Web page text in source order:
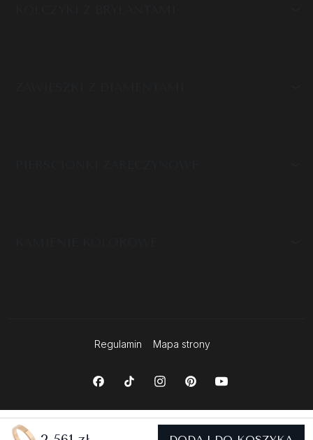
Regulamin Mapa strony